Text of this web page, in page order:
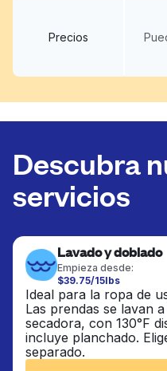
Precios
Descubra
servicios
Lavado y doblado
Empieza desde:
$39.75/15lbs
Ideal para la ropa de
Las prendas se lavan
secadora, con 130°F
incluye planchado.
separado.